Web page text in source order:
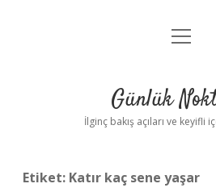
Anasayfa
Yasal Uyarı
menüyü
Günlük
İlginç bakış açıları ve keyifli
Etiket: Katır kaç sene yaşar